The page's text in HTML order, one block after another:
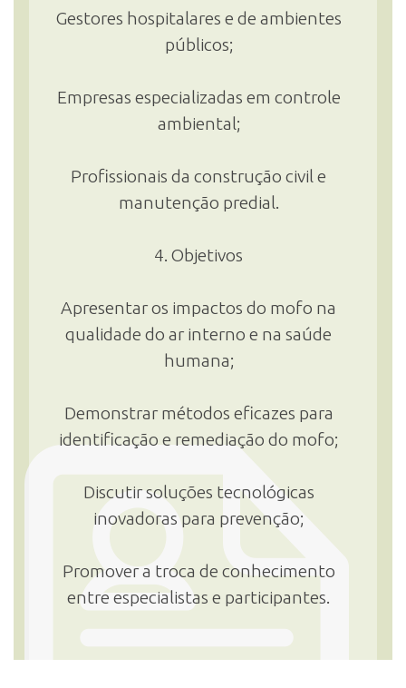
Gestores hospitalares e de ambientes
públicos;
Empresas especializadas em controle
ambiental;
Profissionais da construção civil e
manutenção predial.
4. Objetivos
Apresentar os impactos do mofo na
qualidade do ar interno e na saúde
humana;
Demonstrar métodos eficazes para
identificação e remediação do mofo;
Discutir soluções tecnológicas
inovadoras para prevenção;
Promover a troca de conhecimento
entre especialistas e participantes.